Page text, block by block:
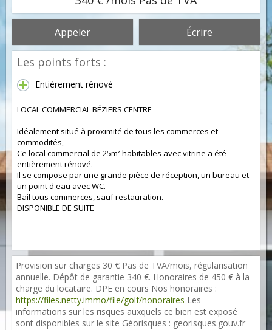
Appeler Écrire
Les points forts :
Entièrement rénové
LOCAL COMMERCIAL BÉZIERS CENTRE
Idéalement situé à proximité de tous les commerces et
commodités,
Ce local commercial de 25m² habitables avec vitrine a été
entièrement rénové.
Il se compose par une grande pièce de réception, un bureau et
un point d'eau avec WC.
Bail tous commerces, sauf restauration.
DISPONIBLE DE SUITE
Provision sur charges 30 € Pas de TVA/mois, régularisation
annuelle. Dépôt de garantie 340 €. Honoraires de 450 € à la
charge du locataire. DPE en cours Nos honoraires :
https://files.netty.immo/file/golf/honoraires Les
informations sur les risques auxquels ce bien est exposé
sont disponibles sur le site Géorisques : georisques.gouv.fr